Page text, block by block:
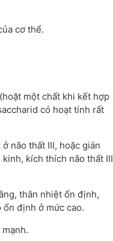
cơ thể.
một chất khi kết hợp
có hoạt tính rất
não thất III, hoặc gián
kích thích não thất III
thân nhiệt ổn định,
định ở mức cao.